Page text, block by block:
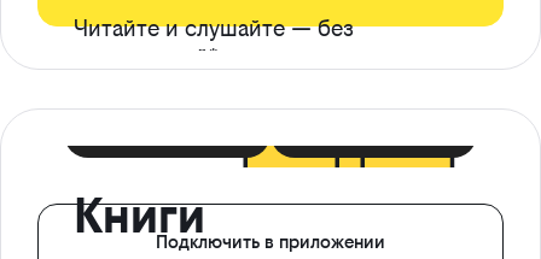
Читайте и слушайте — без
ограничений*
КнигиПодключить в приложении